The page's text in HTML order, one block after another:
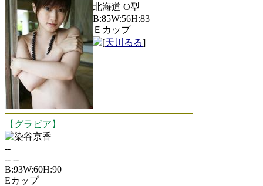
北海道 O型
B:85W:56H:83
Ｅカップ
[天川るる]
【グラビア】
染谷京香
--
-- --
B:93W:60H:90
Eカップ